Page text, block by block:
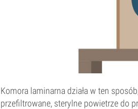
Komora laminarna działa w ten
przefiltrowane, sterylne powietrze do